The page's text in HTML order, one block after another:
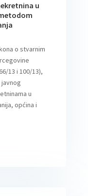
u
o stvarnim
13 i 100/13),
u
općina i